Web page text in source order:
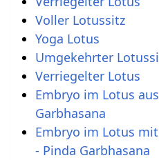
Voller Lotussitz
Yoga Lotus
Umgekehrter
Verriegelter Lotus
Embryo im Lotus
Garbhasana
Embryo im Lotus
- Pinda Garbhasana